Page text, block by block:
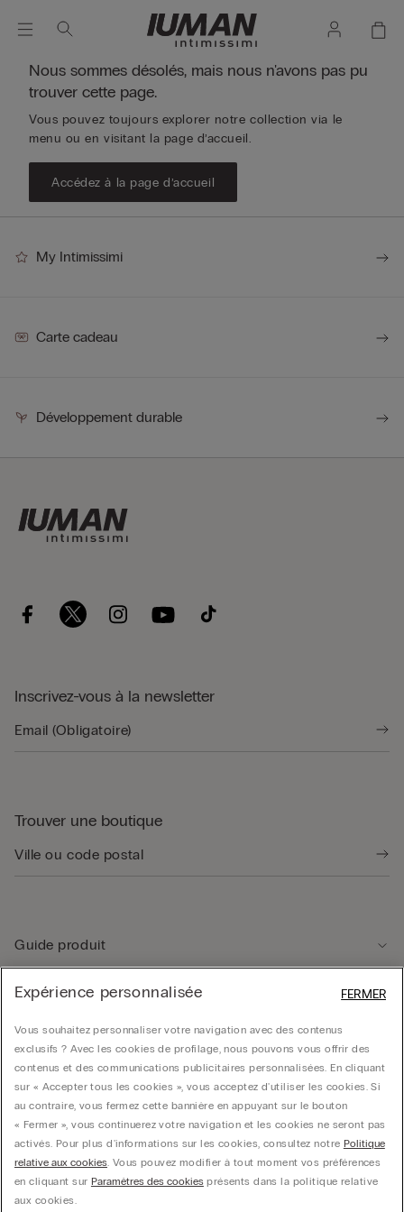
Nous sommes désolés, mais nous n'avons pas pu
trouver cette page.
Vous pouvez toujours explorer notre collection via le
menu ou en visitant la page d’accueil.
Accédez à la page d’accueil
My Intimissimi
Carte cadeau
Développement durable
Inscrivez-vous à la newsletter
Trouver une boutique
Guide produit
Service client
Données légales
Société
CALZEDONIA Finanziaria S.A. Belgium Branch, Avenue Louise 283, box 24, 1050
Expérience personnalisée
Vous souhaitez personnaliser votre navigation avec des contenus
exclusifs ? Avec les cookies de profilage, nous pouvons vous offrir des
contenus et des communications publicitaires personnalisées. En cliquant
sur « Accepter tous les cookies », vous acceptez d'utiliser les cookies. Si
au contraire, vous fermez cette bannière en appuyant sur le bouton
« Fermer », vous continuerez votre navigation et les cookies ne seront pas
activés. Pour plus d'informations sur les cookies, consultez notre Politique
relative aux cookies. Vous pouvez modifier à tout moment vos préférences
en cliquant sur Paramètres des cookiesprésents dans la politique relative
aux cookies.
FERMER